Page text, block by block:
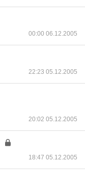
00:00 06.12.2005
22:23 05.12.2005
20:02 05.12.2005
18:47 05.12.2005